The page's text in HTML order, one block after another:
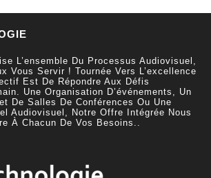
L’ensemble Du Processus Audiovisuel,
Vous Servir ! Tournée Vers L’excellence
Est De Répondre Aux Défis
Une Organisation D’événements, Un
De Salles De Conférences Ou Une
Audiovisuel, Notre Offre Intégrée Nous
À Chacun De Vos Besoins..